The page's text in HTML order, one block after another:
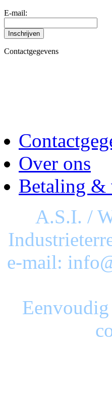
E-mail:
Contactgegevens
Over ons
Betaling &
A.S.I. /
e-mail: